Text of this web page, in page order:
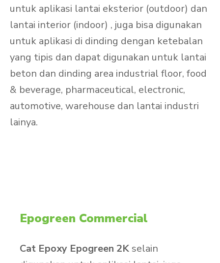
untuk aplikasi lantai eksterior (outdoor) dan
lantai interior (indoor) , juga bisa digunakan
untuk aplikasi di dinding dengan ketebalan
yang tipis dan dapat digunakan untuk lantai
beton dan dinding area industrial floor, food
& beverage, pharmaceutical, electronic,
automotive, warehouse dan lantai industri
lainya.
Epogreen Commercial
Cat Epoxy Epogreen 2K selain